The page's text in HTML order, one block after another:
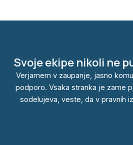
Svoje ekipe nikoli ne
Verjamem v zaupanje, jasno
podporo. Vsaka stranka je zame
sodelujeva, veste, da v pravnih